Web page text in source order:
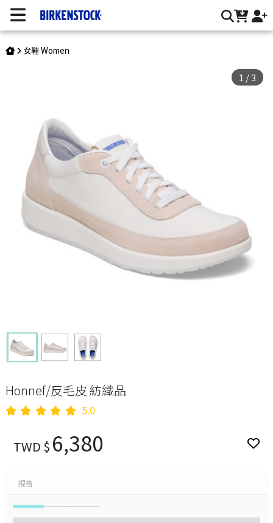
Honnef/反毛皮 紡織品 | 台灣勃肯官方網站
女鞋 Women
1 /3
Honnef/反毛皮 紡織品
5.0
TWD $ 6,380
規格